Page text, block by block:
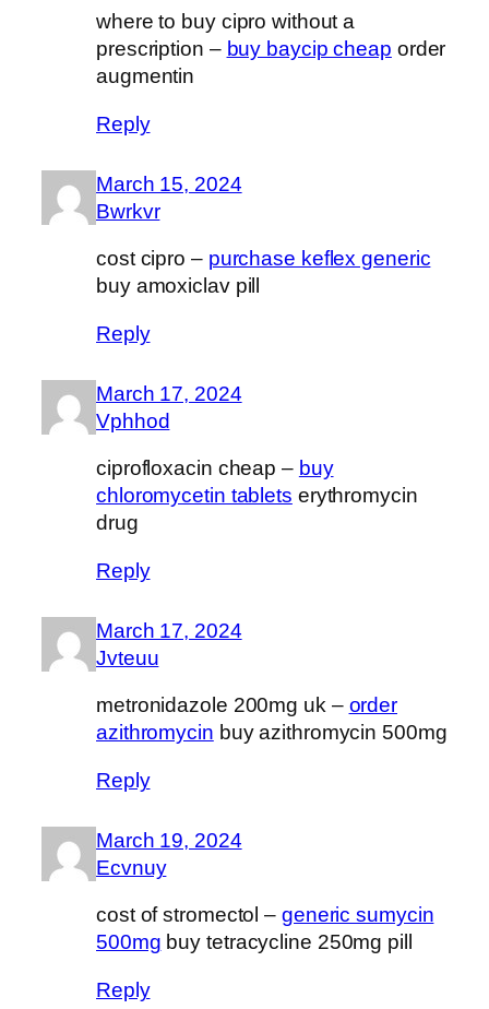
where to buy cipro without a
prescription – buy baycip cheap order
augmentin
Reply
March 15, 2024
Bwrkvr
cost cipro – purchase keflex generic
buy amoxiclav pill
Reply
March 17, 2024
Vphhod
ciprofloxacin cheap – buy
chloromycetin tablets erythromycin
drug
Reply
March 17, 2024
Jvteuu
metronidazole 200mg uk – order
azithromycin buy azithromycin 500mg
Reply
March 19, 2024
Ecvnuy
cost of stromectol – generic sumycin
500mg buy tetracycline 250mg pill
Reply